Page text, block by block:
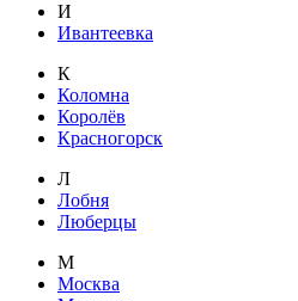
И
Ивантеевка
К
Коломна
Королёв
Красногорск
Л
Лобня
Люберцы
М
Москва